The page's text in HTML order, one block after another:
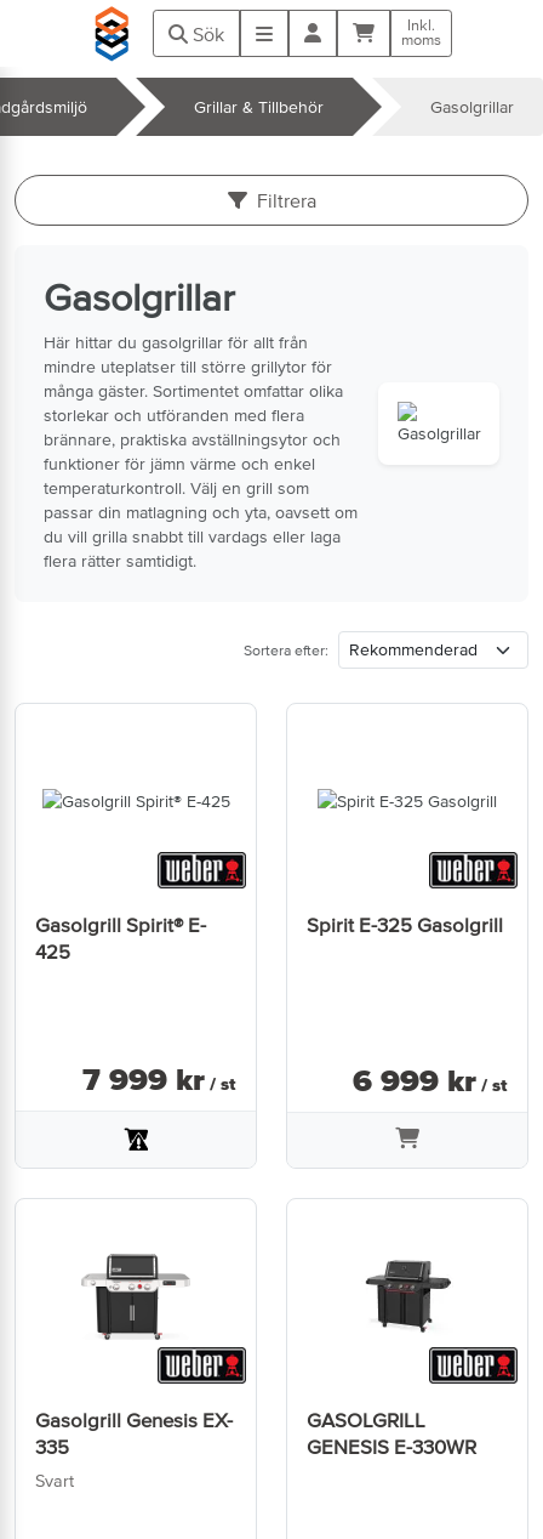
Hoppa till huvudinnehåll
Sök Meny Kundvagn
Inkl.
moms
Grillar & Tillbehör Gasolgrillar
Filtrera
Gasolgrillar
Här hittar du gasolgrillar för allt från
mindre uteplatser till större grillytor för
många gäster. Sortimentet omfattar olika
storlekar och utföranden med flera
brännare, praktiska avställningsytor och
funktioner för jämn värme och enkel
temperaturkontroll. Välj en grill som
passar din matlagning och yta, oavsett om
du vill grilla snabbt till vardags eller laga
flera rätter samtidigt.
Sortera efter:
Gasolgrill Spirit® E-
425
7 999 kr / st
Spirit E-325 Gasolgrill
6 999 kr / st
Gasolgrill Genesis EX-
335
Svart
GASOLGRILL
GENESIS E-330WR